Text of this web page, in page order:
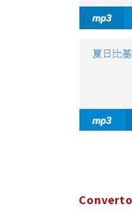
Converto